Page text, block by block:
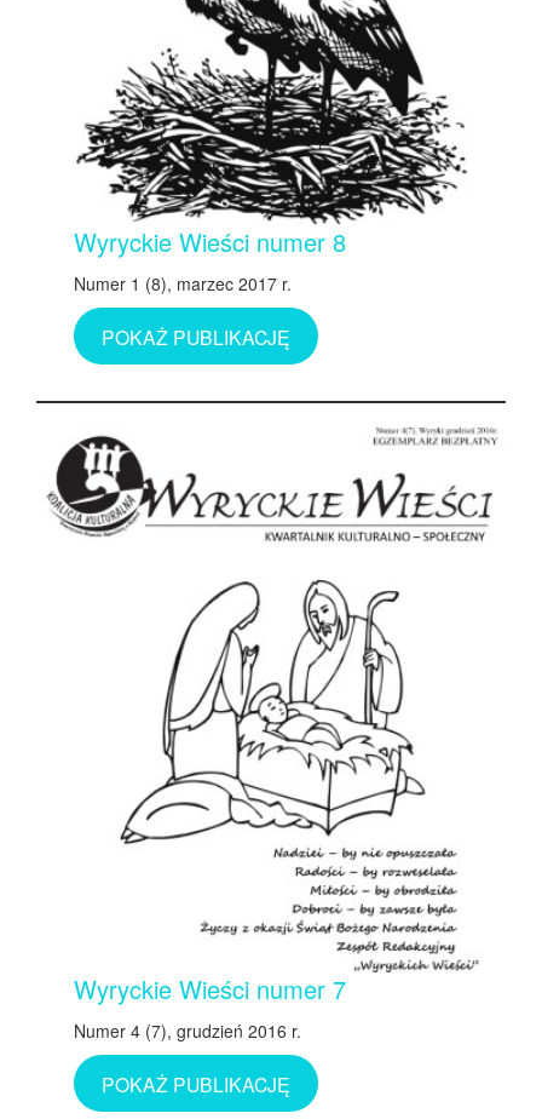
Wyryckie Wieści numer 8
Numer 1 (8), marzec 2017 r.
POKAŻ PUBLIKACJĘ
Wyryckie Wieści numer 7
Numer 4 (7), grudzień 2016 r.
POKAŻ PUBLIKACJĘ